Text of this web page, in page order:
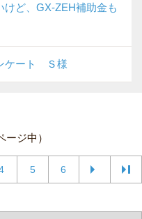
けど、GX-ZEH補助金も
ケート Ｓ様
ージ中）
5 6